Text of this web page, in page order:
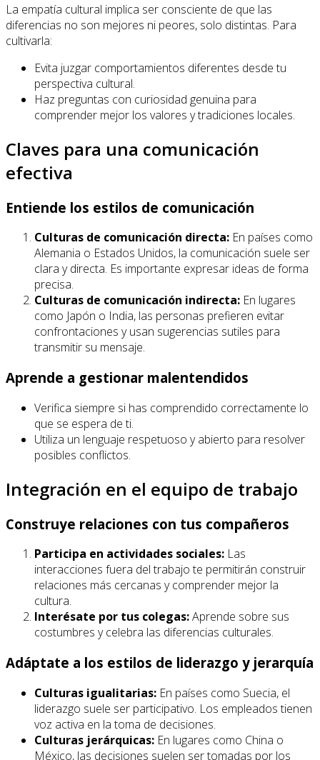
La empatía cultural implica ser consciente de que las
diferencias no son mejores ni peores, solo distintas. Para
cultivarla:
Evita juzgar comportamientos diferentes desde tu
perspectiva cultural.
Haz preguntas con curiosidad genuina para
comprender mejor los valores y tradiciones locales.
Claves para una comunicación
efectiva
Entiende los estilos de comunicación
Culturas de comunicación directa: En países como
Alemania o Estados Unidos, la comunicación suele ser
clara y directa. Es importante expresar ideas de forma
precisa.
Culturas de comunicación indirecta: En lugares
como Japón o India, las personas prefieren evitar
confrontaciones y usan sugerencias sutiles para
transmitir su mensaje.
Aprende a gestionar malentendidos
Verifica siempre si has comprendido correctamente lo
que se espera de ti.
Utiliza un lenguaje respetuoso y abierto para resolver
posibles conflictos.
Integración en el equipo de trabajo
Construye relaciones con tus compañeros
Participa en actividades sociales: Las
interacciones fuera del trabajo te permitirán construir
relaciones más cercanas y comprender mejor la
cultura.
Interésate por tus colegas:Aprende sobre sus
costumbres y celebra las diferencias culturales.
Adáptate a los estilos de liderazgo y jerarquía
Culturas igualitarias: En países como Suecia, el
liderazgo suele ser participativo. Los empleados tienen
voz activa en la toma de decisiones.
Culturas jerárquicas: En lugares como China o
México, las decisiones suelen ser tomadas por los